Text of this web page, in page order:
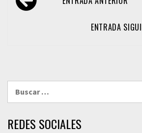
de
ENTRADA
REDES SOCIALES